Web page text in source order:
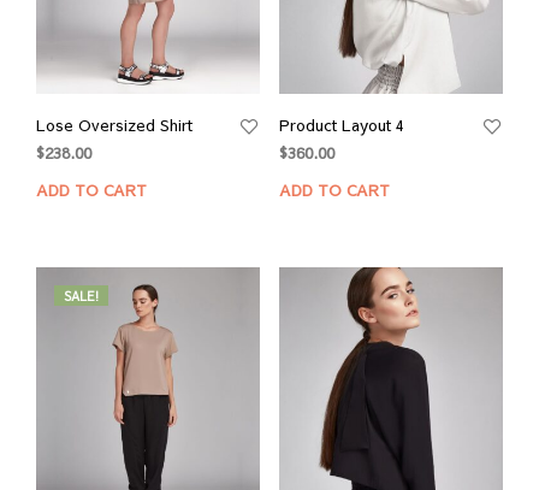
Lose Oversized Shirt
$238.00
ADD TO CART
Product Layout 4
$360.00
ADD TO CART
SALE!